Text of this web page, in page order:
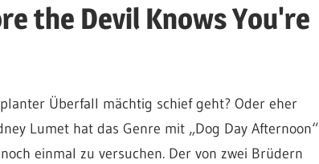
the Devil Knows You're
Überfall mächtig schief geht? Oder eher
Lumet hat das Genre mit „Dog Day Afternoon“
einmal zu versuchen. Der von zwei Brüdern